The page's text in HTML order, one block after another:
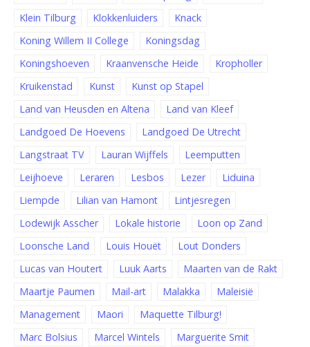
Klein Tilburg
Klokkenluiders
Knack
Koning Willem II College
Koningsdag
Koningshoeven
Kraanvensche Heide
Kropholler
Kruikenstad
Kunst
Kunst op Stapel
Land van Heusden en Altena
Land van Kleef
Landgoed De Hoevens
Landgoed De Utrecht
Langstraat TV
Lauran Wijffels
Leemputten
Leijhoeve
Leraren Lesbos Lezer
Liduina
Liempde
Lilian van Hamont
Lintjesregen
Lodewijk Asscher
Lokale historie
Loon op Zand
Loonsche Land
Louis Houët
Lout Donders
Lucas van Houtert
Luuk Aarts
Maarten van de Rakt
Maartje Paumen
Mail-art Malakka
Maleisië
Management
Maori
Maquette Tilburg!
Marc Bolsius
Marcel Wintels
Marguerite Smit